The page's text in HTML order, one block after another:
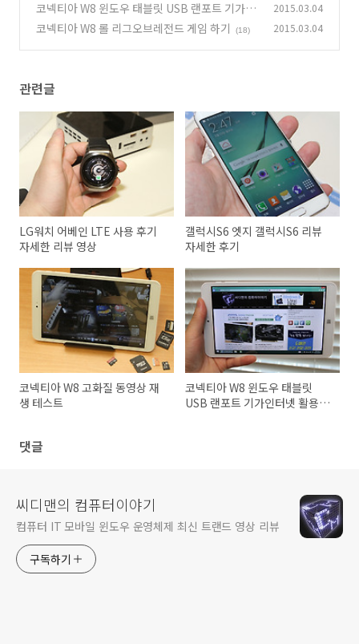
코넥티아 W8 윈도우 태블릿 USB 랜포트 기가인
터넷 활용하기 (20)
2015.03.04
코넥티아 W8 롤 리그오브레전드 게임 하기 (18) 2015.03.04
관련글
LG워치 어베인 LTE 사용 후기
자세한 리뷰 영상
갤럭시S6 엣지 갤럭시S6 리뷰
자세한 후기
코넥티아 W8 고화질 동영상 재
생 테스트
코넥티아 W8 윈도우 태블릿
USB 랜포트 기가인터넷 활용하
댓글
씨디맨의 컴퓨터이야기
컴퓨터 IT 모바일 윈도우 운영체제 최신 트랜드 영상 리뷰
구독하기